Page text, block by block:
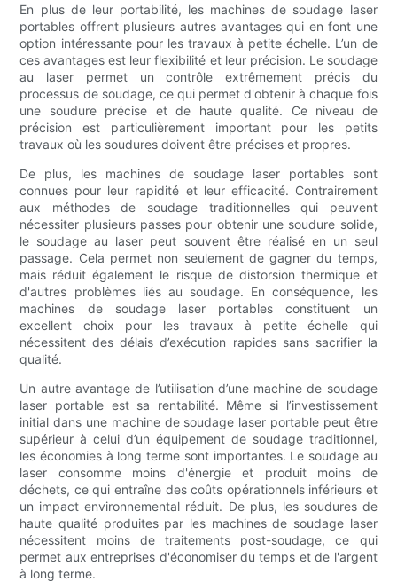
En plus de leur portabilité, les machines de soudage laser
portables offrent plusieurs autres avantages qui en font une
option intéressante pour les travaux à petite échelle. L’un de
ces avantages est leur flexibilité et leur précision. Le soudage
au laser permet un contrôle extrêmement précis du
processus de soudage, ce qui permet d'obtenir à chaque fois
une soudure précise et de haute qualité. Ce niveau de
précision est particulièrement important pour les petits
travaux où les soudures doivent être précises et propres.
De plus, les machines de soudage laser portables sont
connues pour leur rapidité et leur efficacité. Contrairement
aux méthodes de soudage traditionnelles qui peuvent
nécessiter plusieurs passes pour obtenir une soudure solide,
le soudage au laser peut souvent être réalisé en un seul
passage. Cela permet non seulement de gagner du temps,
mais réduit également le risque de distorsion thermique et
d'autres problèmes liés au soudage. En conséquence, les
machines de soudage laser portables constituent un
excellent choix pour les travaux à petite échelle qui
nécessitent des délais d’exécution rapides sans sacrifier la
qualité.
Un autre avantage de l’utilisation d’une machine de soudage
laser portable est sa rentabilité. Même si l’investissement
initial dans une machine de soudage laser portable peut être
supérieur à celui d’un équipement de soudage traditionnel,
les économies à long terme sont importantes. Le soudage au
laser consomme moins d'énergie et produit moins de
déchets, ce qui entraîne des coûts opérationnels inférieurs et
un impact environnemental réduit. De plus, les soudures de
haute qualité produites par les machines de soudage laser
nécessitent moins de traitements post-soudage, ce qui
permet aux entreprises d'économiser du temps et de l'argent
à long terme.